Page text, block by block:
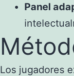
Panel
Los jugadores